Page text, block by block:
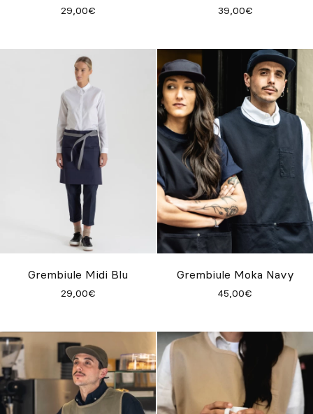
29,00€ 39,00€
Grembiule Midi Blu
29,00€
Grembiule Moka Navy
45,00€